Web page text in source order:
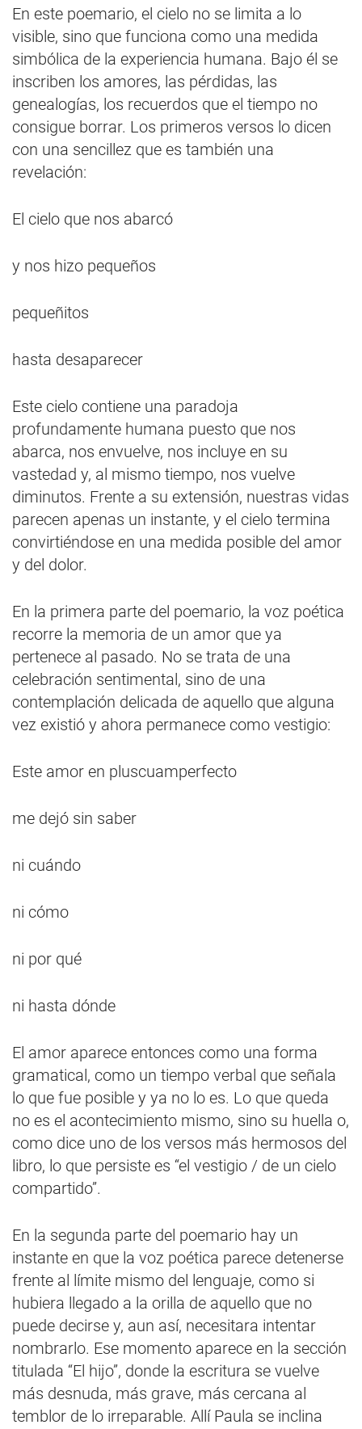
En este poemario, el cielo no se limita a lo
visible, sino que funciona como una medida
simbólica de la experiencia humana. Bajo él se
inscriben los amores, las pérdidas, las
genealogías, los recuerdos que el tiempo no
consigue borrar. Los primeros versos lo dicen
con una sencillez que es también una
revelación:
El cielo que nos abarcó
y nos hizo pequeños
pequeñitos
hasta desaparecer
Este cielo contiene una paradoja
profundamente humana puesto que nos
abarca, nos envuelve, nos incluye en su
vastedad y, al mismo tiempo, nos vuelve
diminutos. Frente a su extensión, nuestras vidas
parecen apenas un instante, y el cielo termina
convirtiéndose en una medida posible del amor
y del dolor.
En la primera parte del poemario, la voz poética
recorre la memoria de un amor que ya
pertenece al pasado. No se trata de una
celebración sentimental, sino de una
contemplación delicada de aquello que alguna
vez existió y ahora permanece como vestigio:
Este amor en pluscuamperfecto
me dejó sin saber
ni cuándo
ni cómo
ni por qué
ni hasta dónde
El amor aparece entonces como una forma
gramatical, como un tiempo verbal que señala
lo que fue posible y ya no lo es. Lo que queda
no es el acontecimiento mismo, sino su huella o,
como dice uno de los versos más hermosos del
libro, lo que persiste es “el vestigio / de un cielo
compartido”.
En la segunda parte del poemario hay un
instante en que la voz poética parece detenerse
frente al límite mismo del lenguaje, como si
hubiera llegado a la orilla de aquello que no
puede decirse y, aun así, necesitara intentar
nombrarlo. Ese momento aparece en la sección
titulada “El hijo”, donde la escritura se vuelve
más desnuda, más grave, más cercana al
temblor de lo irreparable. Allí Paula se inclina